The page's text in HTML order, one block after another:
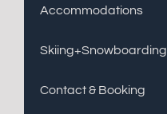
Accommodations
Skiing+Snowboarding
Contact & Booking